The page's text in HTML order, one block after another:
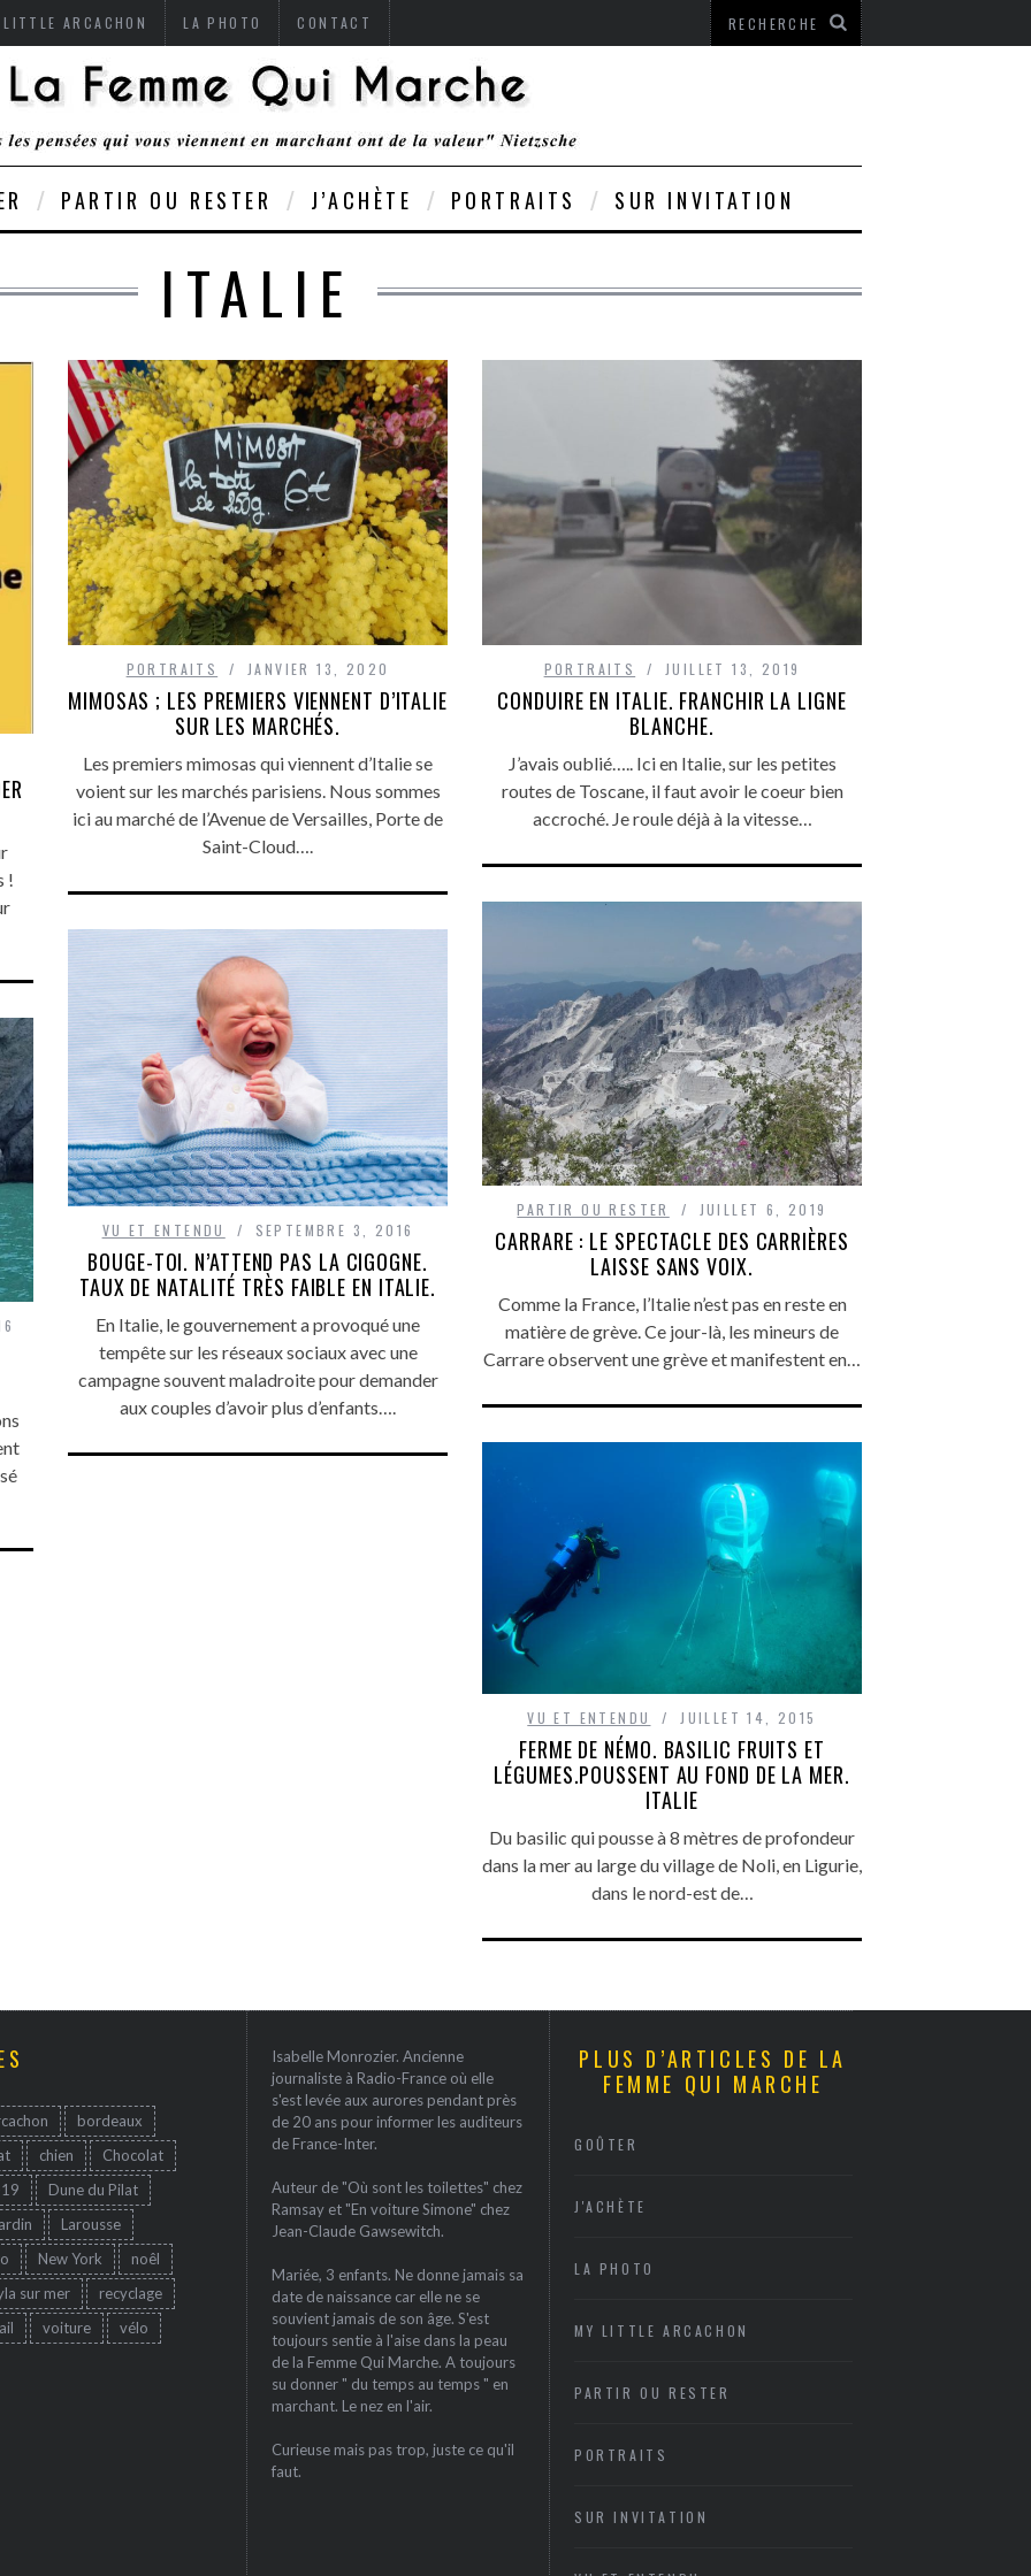
LITTLE ARCACHON LA PHOTO CONTACT
PARTIR OU RESTER J’ACHÈTE PORTRAITS SUR INVITATION
ITALIE
!
PORTRAITS JANVIER 13, 2020
MIMOSAS ; LES PREMIERS VIENNENT D’ITALIE
SUR LES MARCHÉS.
Les premiers mimosas qui viennent d’Italie se
voient sur les marchés parisiens. Nous sommes
ici au marché de l’Avenue de Versailles, Porte de
Saint-Cloud….
PORTRAITS JUILLET 13, 2019
CONDUIRE EN ITALIE. FRANCHIR LA LIGNE
BLANCHE.
J’avais oublié….. Ici en Italie, sur les petites
routes de Toscane, il faut avoir le coeur bien
accroché. Je roule déjà à la vitesse…
PARTIR OU RESTER JUILLET 6, 2019
CARRARE : LE SPECTACLE DES CARRIÈRES
LAISSE SANS VOIX.
Comme la France, l’Italie n’est pas en reste en
matière de grève. Ce jour-là, les mineurs de
Carrare observent une grève et manifestent en…
VU ET ENTENDU SEPTEMBRE 3, 2016
BOUGE-TOI. N’ATTEND PAS LA CIGOGNE.
TAUX DE NATALITÉ TRÈS FAIBLE EN ITALIE.
En Italie, le gouvernement a provoqué une
tempête sur les réseaux sociaux avec une
campagne souvent maladroite pour demander
aux couples d’avoir plus d’enfants….
VU ET ENTENDU JUILLET 14, 2015
FERME DE NÉMO. BASILIC FRUITS ET
LÉGUMES.POUSSENT AU FOND DE LA MER.
ITALIE
Du basilic qui pousse à 8 mètres de profondeur
dans la mer au large du village de Noli, en Ligurie,
dans le nord-est de…
bordeaux
chien
Chocolat
Dune du Pilat
Larousse
New York
noêl
sur mer
recyclage
voiture
vélo
Isabelle Monrozier. Ancienne
journaliste à Radio-France où elle
s'est levée aux aurores pendant près
de 20 ans pour informer les auditeurs
de France-Inter.
Auteur de "Où sont les toilettes" chez
Ramsay et "En voiture Simone" chez
Jean-Claude Gawsewitch.
Mariée, 3 enfants. Ne donne jamais sa
date de naissance car elle ne se
souvient jamais de son âge. S'est
toujours sentie à l'aise dans la peau
de la Femme Qui Marche. A toujours
su donner " du temps au temps " en
marchant. Le nez en l'air.
Curieuse mais pas trop, juste ce qu'il
faut.
PLUS D’ARTICLES DE LA
FEMME QUI MARCHE
GOÛTER
J'ACHÈTE
LA PHOTO
MY LITTLE ARCACHON
PARTIR OU RESTER
PORTRAITS
SUR INVITATION